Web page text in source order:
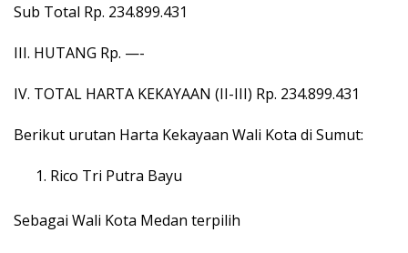
Sub Total Rp. 234.899.431
III. HUTANG Rp. —-
IV. TOTAL HARTA KEKAYAAN (II-III) Rp. 234.899.431
Berikut urutan Harta Kekayaan Wali Kota di Sumut:
Rico Tri Putra Bayu
Sebagai Wali Kota Medan terpilih